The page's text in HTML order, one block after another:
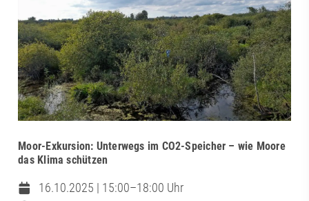
Moor-Exkursion: Unterwegs im CO2-Speicher – wie Moore
das Klima schützen
16.10.2025 | 15:00–18:00 Uhr